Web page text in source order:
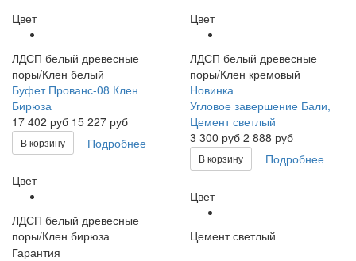
Цвет
ЛДСП белый древесные
поры/Клен белый
Цвет
ЛДСП белый древесные
поры/Клен кремовый
Буфет Прованс-08 Клен
Бирюза
17 402 руб 15 227 руб
В корзину Подробнее
Цвет
ЛДСП белый древесные
поры/Клен бирюза
Новинка
Угловое завершение Бали,
Цемент светлый
3 300 руб 2 888 руб
В корзину Подробнее
Цвет
Цемент светлый
Гарантия